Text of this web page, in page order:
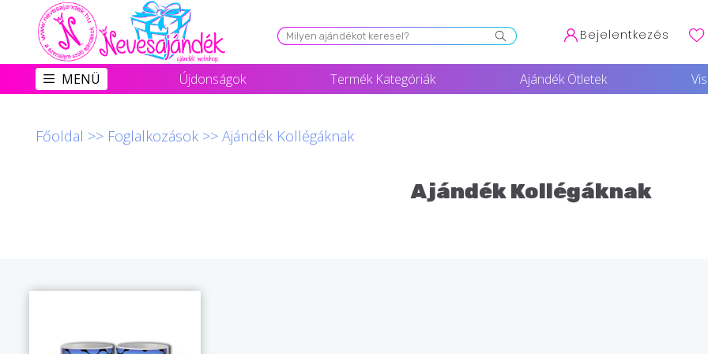
Viszonteladóknak
Újdonságok
Budapest Ajándéktárgyak
Bejelentkezés
MENÜ Újdonságok Termék Kategóriák Ajándék Ötletek
Főoldal >> Foglalkozások>> Ajándék Kollégáknak
Ajándék Kollégáknak